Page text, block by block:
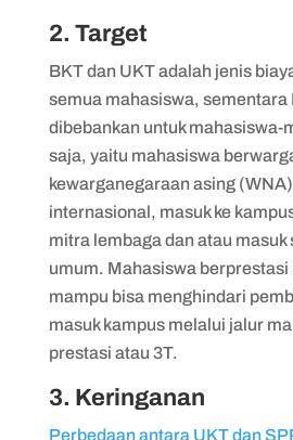
2. Target
BKT dan UKT adalah jenis
semua mahasiswa, sementara
dibebankan untuk mahasiswa-
saja, yaitu mahasiswa
kewarganegaraan asing
internasional, masuk ke
mitra lembaga dan atau masuk
umum. Mahasiswa berprestasi
mampu bisa menghindari
masuk kampus melalui jalur
prestasi atau 3T.
3. Keringanan
Perbedaan antara UKT dan